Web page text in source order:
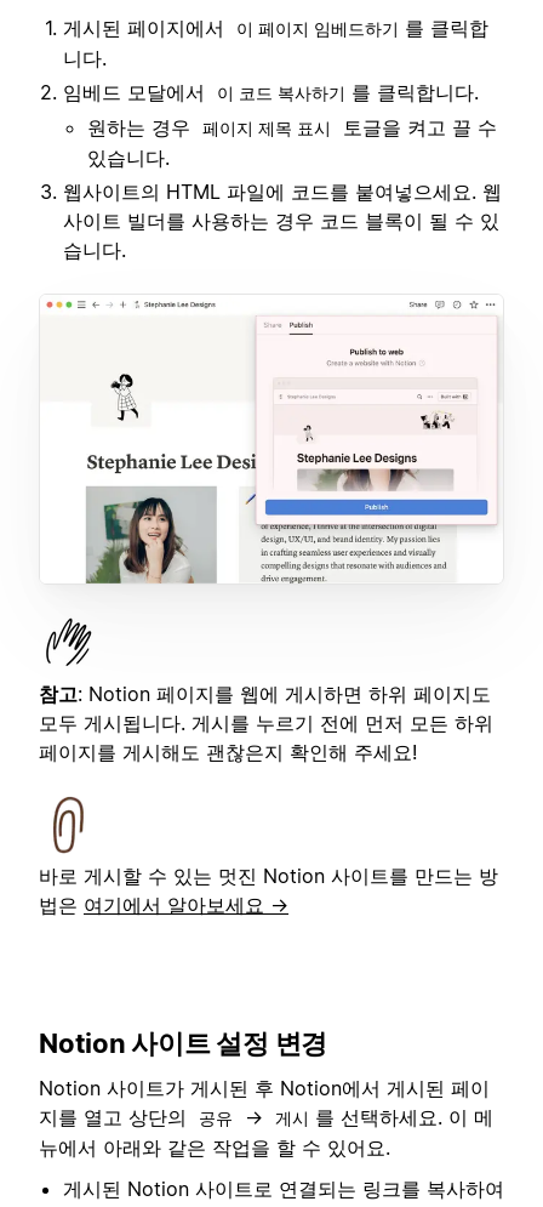
게시된 페이지에서
이 페이지 임베드하기 를 클릭합
니다.
임베드 모달에서
이 코드 복사하기 를 클릭합니다.
원하는 경우
페이지 제목 표시
토글을 켜고 끌 수
있습니다.
웹사이트의 HTML 파일에 코드를 붙여넣으세요. 웹
사이트 빌더를 사용하는 경우 코드 블록이 될 수 있
습니다.
참고: Notion 페이지를 웹에 게시하면 하위 페이지도
모두 게시됩니다. 게시를 누르기 전에 먼저 모든 하위
페이지를 게시해도 괜찮은지 확인해 주세요!
바로 게시할 수 있는 멋진 Notion 사이트를 만드는 방
법은 여기에서 알아보세요 →
Notion 사이트 설정 변경
Notion 사이트가 게시된 후 Notion에서 게시된 페이
지를 열고 상단의
공유 → 게시 를 선택하세요. 이 메
뉴에서 아래와 같은 작업을 할 수 있어요.
게시된 Notion 사이트로 연결되는 링크를 복사하여